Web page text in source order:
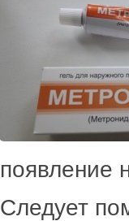
появление
Следует